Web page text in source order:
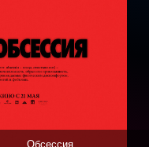
Обсессия